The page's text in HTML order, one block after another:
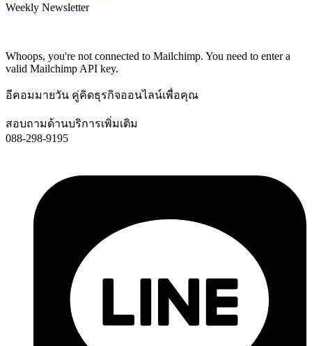
Weekly Newsletter
Whoops, you're not connected to Mailchimp. You need to enter a
valid Mailchimp API key.
อีคอมมายวัน คู่คิดธุรกิจออนไลน์เพื่อคุณ
สอบถามด้านบริการเพิ่มเติม
088-298-9195